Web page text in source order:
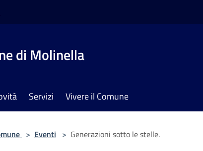
di Molinella
Servizi Vivere il Comune
> Eventi > Generazioni sotto le stelle.